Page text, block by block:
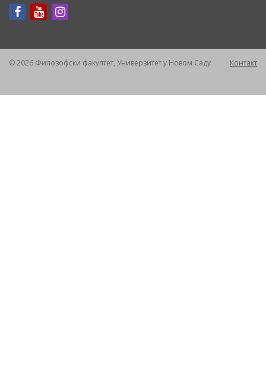
© 2026 Филозофски факултет, Универзитет у Новом Саду Контакт